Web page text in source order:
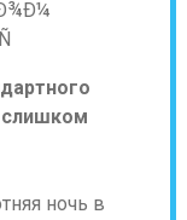
ночь в